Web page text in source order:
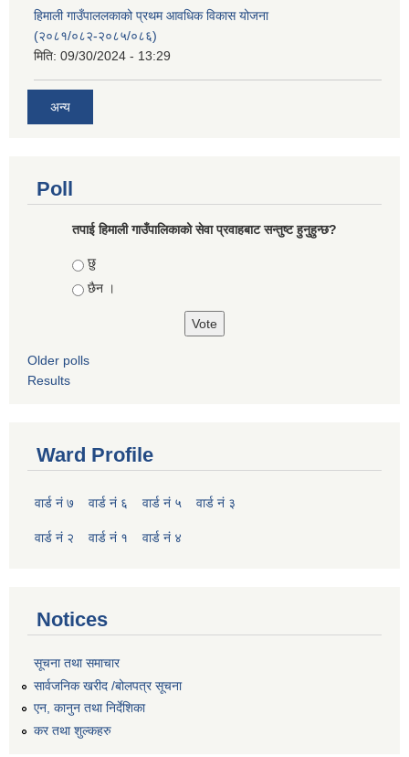
हिमाली गाउँपाललकाको प्रथम आवधिक विकास योजना
(२०८१/०८२-२०८५/०८६)
मिति: 09/30/2024 - 13:29
अन्य
Poll
तपाई हिमाली गाउँपालिकाको सेवा प्रवाहबाट सन्तुष्ट हुनुहुन्छ?
Choices
छु
छैन ।
Older polls
Results
Ward Profile
वार्ड नं ७ वार्ड नं ६ वार्ड नं ५ वार्ड नं ३
वार्ड नं २ वार्ड नं १ वार्ड नं ४
Notices
सूचना तथा समाचार
सार्वजनिक खरीद /बोलपत्र सूचना
एन, कानुन तथा निर्देशिका
कर तथा शुल्कहरु